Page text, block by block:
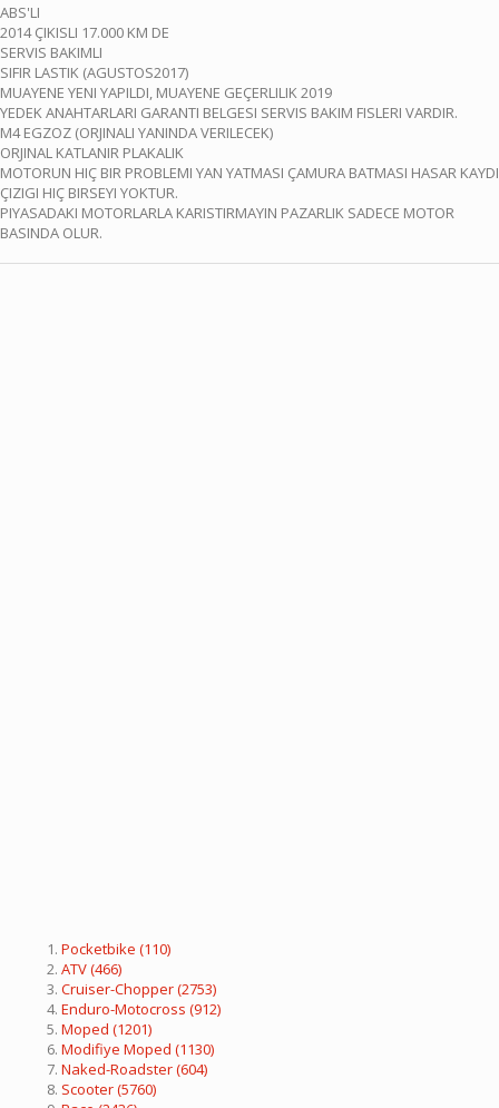
ABS'LI
2014 ÇIKISLI 17.000 KM DE
SERVIS BAKIMLI
SIFIR LASTIK (AGUSTOS2017)
MUAYENE YENI YAPILDI, MUAYENE GEÇERLILIK 2019
YEDEK ANAHTARLARI GARANTI BELGESI SERVIS BAKIM FISLERI VARDIR.
M4 EGZOZ (ORJINALI YANINDA VERILECEK)
ORJINAL KATLANIR PLAKALIK
MOTORUN HIÇ BIR PROBLEMI YAN YATMASI ÇAMURA BATMASI HASAR KAYDI
ÇIZIGI HIÇ BIRSEYI YOKTUR.
PIYASADAKI MOTORLARLA KARISTIRMAYIN PAZARLIK SADECE MOTOR
BASINDA OLUR.
Pocketbike (110)
ATV(466)
Cruiser-Chopper(2753)
Enduro-Motocross (912)
Moped (1201)
Modifiye Moped (1130)
Naked-Roadster(604)
Scooter(5760)